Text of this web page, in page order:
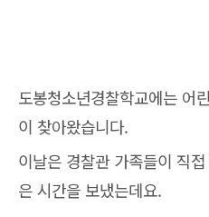
도봉청소년경찰학교에는 어
이 찾아왔습니다.
이날은 경찰관 가족들이 직
은 시간을 보냈는데요.